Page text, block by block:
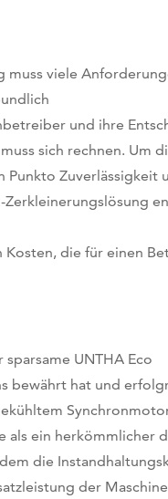
muss viele
und ihre
sich rechnen. Um
Punkto Zuverlässigkeit
Zerkleinerungslösung
Kosten, die für einen
UNTHA Eco
bewährt hat und
als ein herkömmlicher
die
der